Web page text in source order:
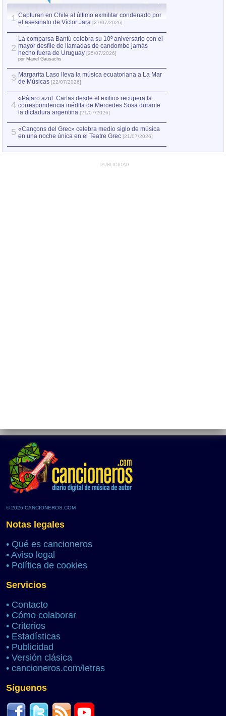
1 Capturan en Chile al último exmilitar condenado por
el asesinato de Víctor Jara [27/07/2026]
2
La comparsa Bantú celebra su 10º aniversario con el
mayor desfile de llamadas de candombe jamás
hecho fuera de Uruguay [25/07/2026]
por Manel Gausachs
3 Margarita Laso lleva la música ecuatoriana a La Mar
de Músicas [22/07/2026]
4
«Pájaro azul. Cartas desde el exilio» recupera la
correspondencia inédita de Mercedes Sosa durante
la dictadura argentina [21/07/2026]
5 «Cançons del Grec» celebra medio siglo de música
en una noche única en el Teatre Grec [21/07/2026]
PUBLICIDAD
© 2026 CANCIONEROS.COM
Notas legales
• Qué es cancioneros
• Aviso legal
• Política de cookies
Servicios
• Contacto
• Cómo colaborar
• Criterios
• Estadísticas
• Publicidad
• Versión clásica
• cancioneros.com/letras
Síguenos